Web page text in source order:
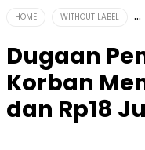
HOME WITHOUT LABEL
Dugaan
Korban
dan Rp18